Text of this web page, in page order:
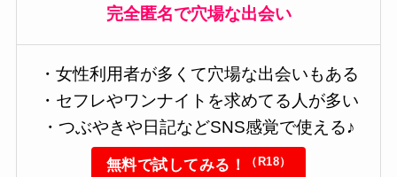
完全匿名で穴場な出会い
・女性利用者が多くて穴場な出会いもある
・セフレやワンナイトを求めてる人が多い
・つぶやきや日記などSNS感覚で使える♪
無料で試してみる！ （R18）